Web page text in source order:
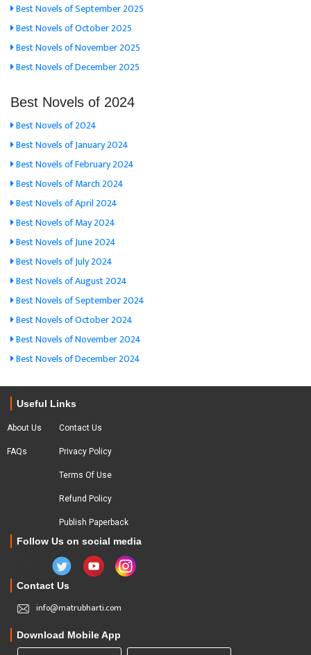
Best Novels of September 2025
Best Novels of October 2025
Best Novels of November 2025
Best Novels of December 2025
Best Novels of 2024
Best Novels of 2024
Best Novels of January 2024
Best Novels of February 2024
Best Novels of March 2024
Best Novels of April 2024
Best Novels of May 2024
Best Novels of June 2024
Best Novels of July 2024
Best Novels of August 2024
Best Novels of September 2024
Best Novels of October 2024
Best Novels of November 2024
Best Novels of December 2024
Useful Links
About Us
FAQs
Contact Us
Privacy Policy
Terms Of Use
Refund Policy
Publish Paperback
Follow Us on social media
Contact Us
info@matrubharti.com
Download Mobile App